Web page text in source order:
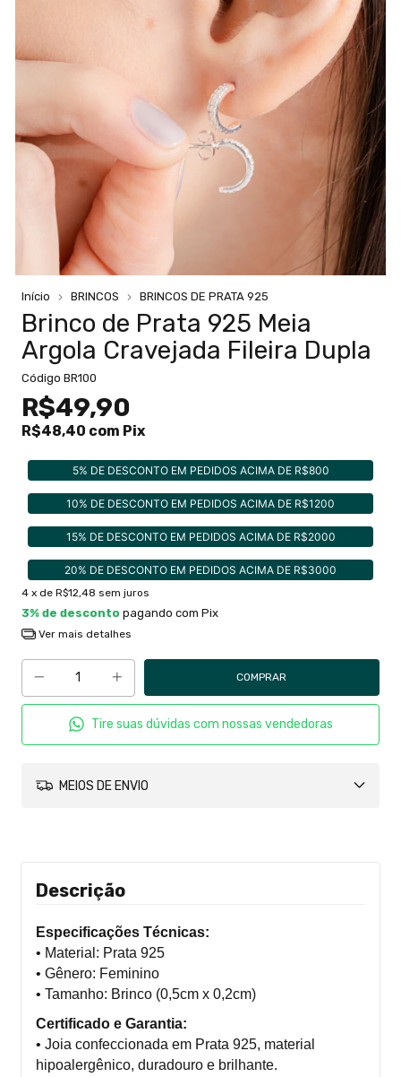
Início BRINCOS BRINCOS DE PRATA 925
Brinco de Prata 925 Meia
Argola Cravejada Fileira Dupla
Código BR100
R$49,90
R$48,40 com Pix
5% DE DESCONTO EM PEDIDOS ACIMA DE R$800
10% DE DESCONTO EM PEDIDOS ACIMA DE R$1200
15% DE DESCONTO EM PEDIDOS ACIMA DE R$2000
20% DE DESCONTO EM PEDIDOS ACIMA DE R$3000
4 x de R$12,48 sem juros
3% de desconto pagando com Pix
Ver mais detalhes
Tire suas dúvidas com nossas vendedoras
MEIOS DE ENVIO
Descrição
Especificações Técnicas:
• Material: Prata 925
• Gênero: Feminino
• Tamanho: Brinco (0,5cm x 0,2cm)
Certificado e Garantia:
• Joia confeccionada em Prata 925, material
hipoalergênico, duradouro e brilhante.